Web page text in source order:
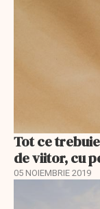
Tot ce
de viitor, cu
05 NOIEMBRIE 2019